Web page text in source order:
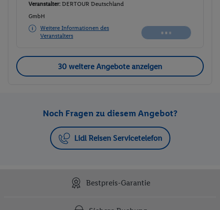
Veranstalter: DERTOUR Deutschland
GmbH
Weitere Informationen des
Veranstalters
30 weitere Angebote anzeigen
Noch Fragen zu diesem Angebot?
Lidl Reisen Servicetelefon
Bestpreis-Garantie